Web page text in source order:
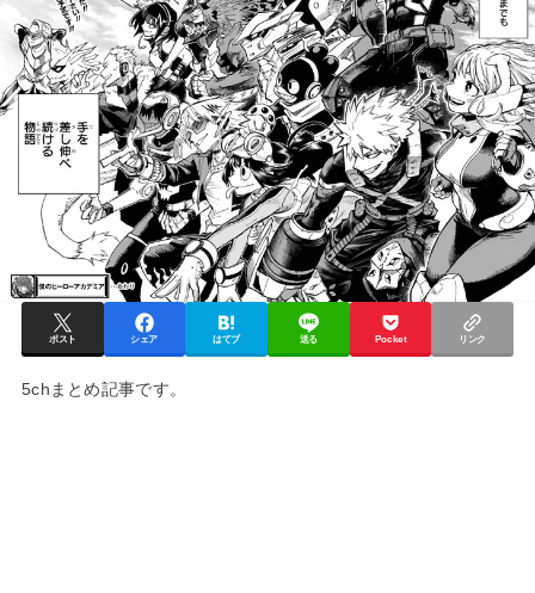
ポスト シェア はてブ 送る Pocket リンク
5chまとめ記事です。